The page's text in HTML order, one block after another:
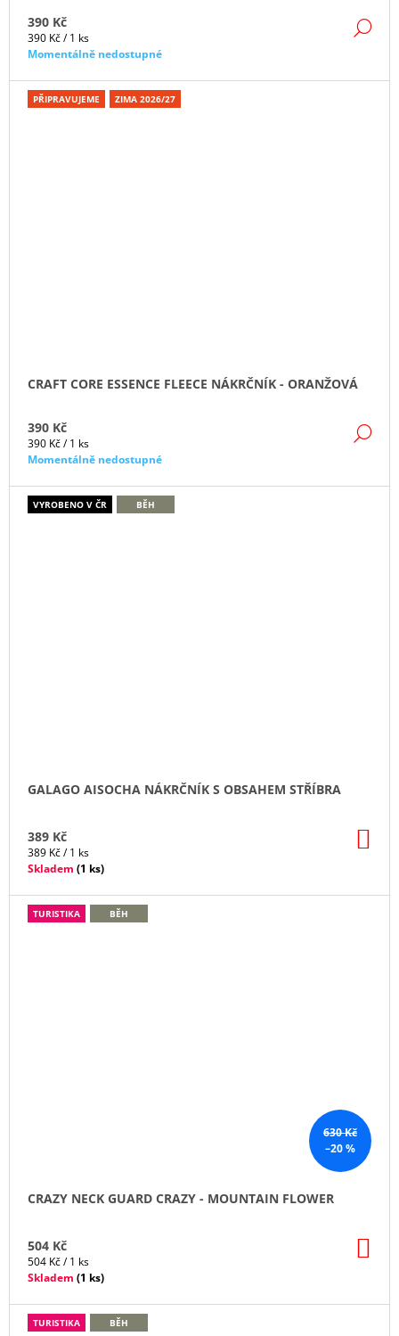
390 Kč
Měrná
cena:
390 Kč / 1 ks
Momentálně nedostupné
PŘIPRAVUJEME ZIMA 2026/27
CRAFT CORE ESSENCE FLEECE NÁKRČNÍK - ORANŽOVÁ
390 Kč
Měrná
cena:
390 Kč / 1 ks
Momentálně nedostupné
VYROBENO V ČR BĚH
GALAGO AISOCHA NÁKRČNÍK S OBSAHEM STŘÍBRA
389 Kč
Měrná
cena:
389 Kč / 1 ks
Skladem (1 ks)
630 Kč
–20 %
TURISTIKA BĚH
CRAZY NECK GUARD CRAZY - MOUNTAIN FLOWER
504 Kč
Měrná
cena:
504 Kč / 1 ks
Skladem (1 ks)
TURISTIKA BĚH